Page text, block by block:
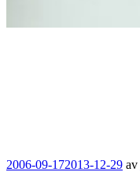
Publicerat
2006-09-172013-12-29 av